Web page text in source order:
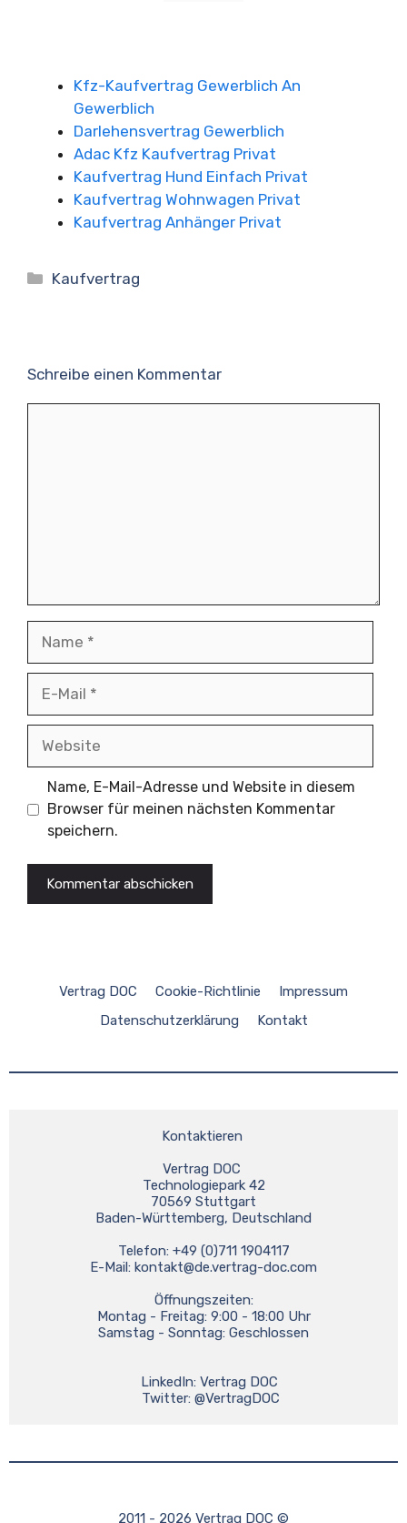
Kfz-Kaufvertrag Gewerblich An
Gewerblich
Darlehensvertrag Gewerblich
Adac Kfz Kaufvertrag Privat
Kaufvertrag Hund Einfach Privat
Kaufvertrag Wohnwagen Privat
Kaufvertrag Anhänger Privat
Kategorien
Kaufvertrag
Schreibe einen Kommentar
Name, E-Mail-Adresse und Website in diesem
Browser für meinen nächsten Kommentar
speichern.
Vertrag DOC Cookie-Richtlinie
Impressum
Datenschutzerklärung
Kontakt
Kontaktieren
Vertrag DOC
Technologiepark 42
70569 Stuttgart
Baden-Württemberg, Deutschland
Telefon: +49 (0)711 1904117
E-Mail: kontakt@de.vertrag-doc.com
Öffnungszeiten:
Montag - Freitag: 9:00 - 18:00 Uhr
Samstag - Sonntag: Geschlossen
    LinkedIn: Vertrag DOC
    Twitter: @VertragDOC
2011 - 2026 Vertrag DOC ©